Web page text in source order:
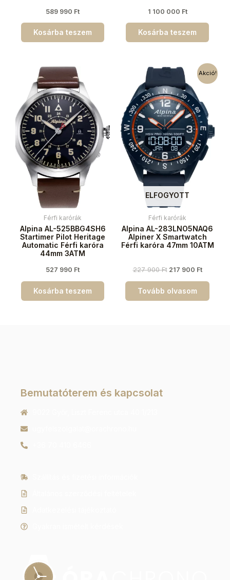
589 990 Ft
Kosárba teszem
1 100 000 Ft
Kosárba teszem
Férfi karórák
Alpina AL-525BBG4SH6
Startimer Pilot Heritage
Automatic Férfi karóra
44mm 3ATM
527 990 Ft
Kosárba teszem
Akció!
ELFOGYOTT
Férfi karórák
Alpina AL-283LNO5NAQ6
Alpiner X Smartwatch
Férfi karóra 47mm 10ATM
227 900Ft 217 900 Ft
Tovább olvasom
Bemutatóterem és kapcsolat